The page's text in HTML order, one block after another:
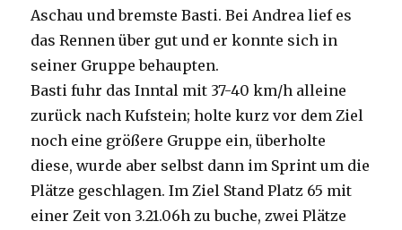
Aschau und bremste Basti. Bei Andrea lief es
das Rennen über gut und er konnte sich in
seiner Gruppe behaupten.
Basti fuhr das Inntal mit 37-40 km/h alleine
zurück nach Kufstein; holte kurz vor dem Ziel
noch eine größere Gruppe ein, überholte
diese, wurde aber selbst dann im Sprint um die
Plätze geschlagen. Im Ziel Stand Platz 65 mit
einer Zeit von 3.21.06h zu buche, zwei Plätze